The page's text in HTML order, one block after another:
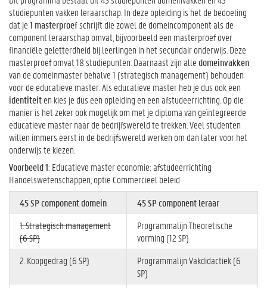
studiepunten vakken leraarschap. In deze opleiding is het de bedoeling
dat je1 masterproefschrijft die zowel de domeincomponent als de
component leraarschap omvat, bijvoorbeeld een masterproef over
financiële geletterdheid bij leerlingen in het secundair onderwijs. Deze
masterproef omvat 18 studiepunten. Daarnaast zijn alledomeinvakken
van de domeinmaster behalve 1 (strategisch management) behouden
voor de educatieve master. Als educatieve master heb je dus ook een
identiteiten kies je dus een opleiding en een afstudeerrichting. Op die
manier is het zeker ook mogelijk om met je diploma van geïntegreerde
educatieve master naar de bedrijfswereld te trekken. Veel studenten
willen immers eerst in de bedrijfswereld werken om dan later voor het
onderwijs te kiezen.
Voorbeeld 1: Educatieve master economie: afstudeerrichting
Handelswetenschappen, optie Commercieel beleid
45 SP component domein
45 SP component leraar
1. Strategisch management
(6 SP)
Programmalijn Theoretische
vorming (12 SP)
2. Koopgedrag (6 SP)
Programmalijn Vakdidactiek (6
SP)